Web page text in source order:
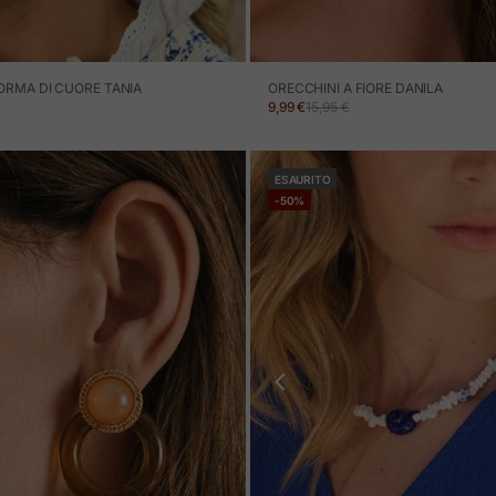
DI CUORE TANIA
ORECCHINI A FIORE DANILA
PREZZO IN OFFERTA
9,99 €PREZZO NORMALE
15,95 €
ESAURITO
-50%